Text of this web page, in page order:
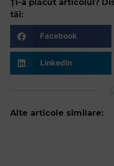
Ți-a plăcut articolul?
tăi:
Facebook
LinkedIn